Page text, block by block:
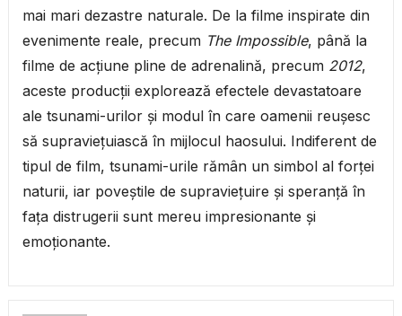
mai mari dezastre naturale. De la filme inspirate din
evenimente reale, precum The Impossible, până la
filme de acțiune pline de adrenalină, precum 2012,
aceste producții explorează efectele devastatoare
ale tsunami-urilor și modul în care oamenii reușesc
să supraviețuiască în mijlocul haosului. Indiferent de
tipul de film, tsunami-urile rămân un simbol al forței
naturii, iar poveștile de supraviețuire și speranță în
fața distrugerii sunt mereu impresionante și
emoționante.